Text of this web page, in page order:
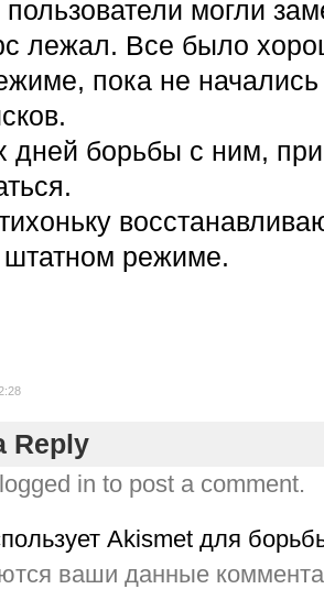
могли
лежал. Все было
пока не
дней борьбы с ним,
штатном режиме.
Reply
in to post a comment.
Akismet для
ваши данные